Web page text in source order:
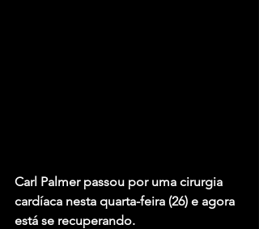
Carl Palmer passou por uma cirurgia
cardíaca nesta quarta-feira (26) e agora
está se recuperando.